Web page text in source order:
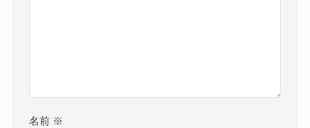
名前 ※